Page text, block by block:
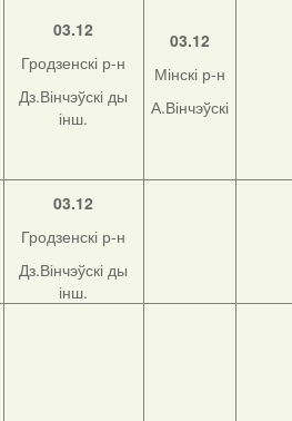
03.12
Гродзенскі р-н
Дз.Вінчэўскі ды
інш.
03.12
Мінскі р-н
А.Вінчэўскі
03.12
Гродзенскі р-н
Дз.Вінчэўскі ды
інш.